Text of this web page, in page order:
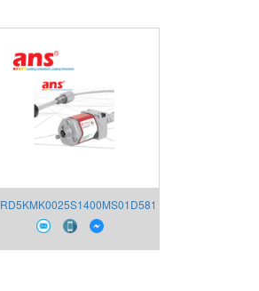
RD5KMK0025S1400MS01D581U401U001
Temposonics Việt Nam